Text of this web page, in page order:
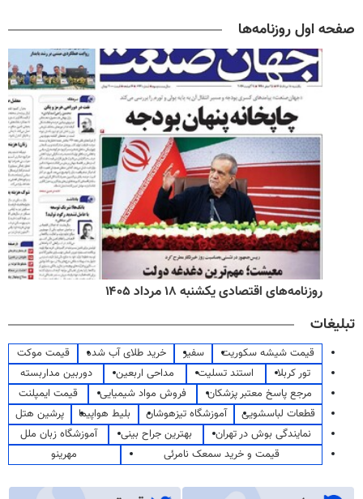
صفحه اول روزنامه‌ها
روزنامه‌های اقتصادی یکشنبه ۱۸ مرداد ۱۴۰۵
تبلیغات
قیمت شیشه سکوریت سفیر خرید طلای آب شده
قیمت موکت
تور کربلا
استند تسلیت مداحی اربعین
دوربین مداربسته
مرجع پاسخ معتبر پزشکان
فروش مواد شیمیایی
قیمت ایمپلنت
قطعات لباسشویی
آموزشگاه تیزهوشان بلیط هواپیما
پرشین هتل
نمایندگی بوش در تهران
بهترین جراح بینی
آموزشگاه زبان ملل
قیمت و خرید سمعک نامرئی
مهرینو